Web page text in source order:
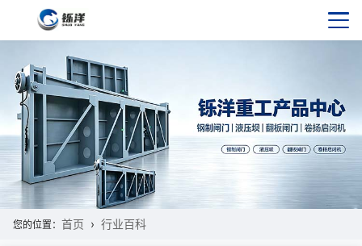
您的位置： 首页 行业百科